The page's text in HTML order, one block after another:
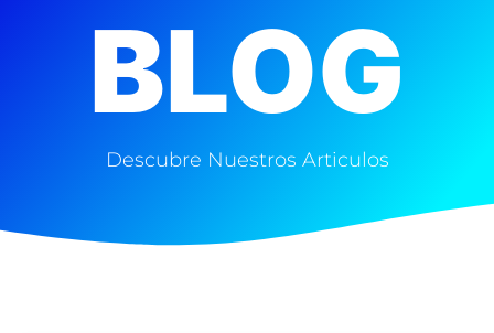
BLOG
Descubre Nuestros Articulos